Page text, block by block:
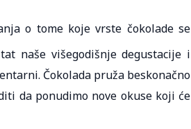
o tome koje vrste čokolade se
naše višegodišnje degustacije i
Čokolada pruža beskonačno
da ponudimo nove okuse koji će